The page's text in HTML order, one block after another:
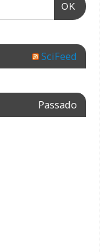
OK
SciFeed
Passado